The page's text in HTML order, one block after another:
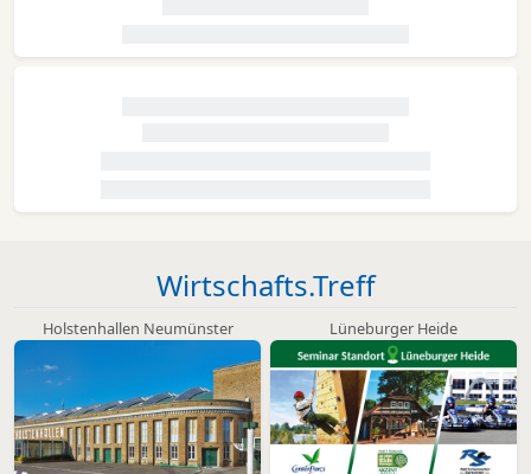
Wirtschafts.Treff
Holstenhallen Neumünster Lüneburger Heide